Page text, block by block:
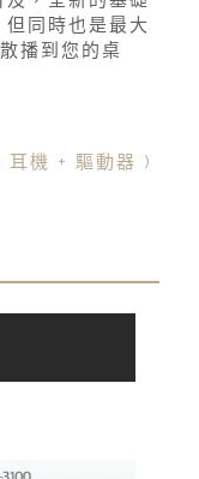
同時也是最大
播到您的桌
耳機 + 驅動器 )